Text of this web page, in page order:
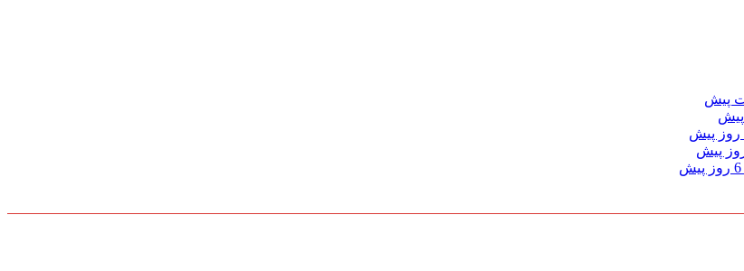
6 روز پیش